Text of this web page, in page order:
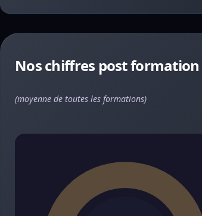
Nos chiffres post formation
(moyenne de toutes les formations)